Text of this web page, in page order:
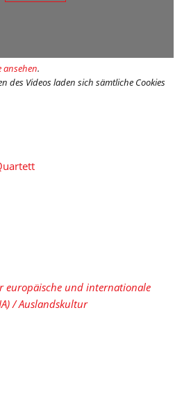
ansehen.
des Videos laden sich sämtliche Cookies
europäische und internationale
/ Auslandskultur